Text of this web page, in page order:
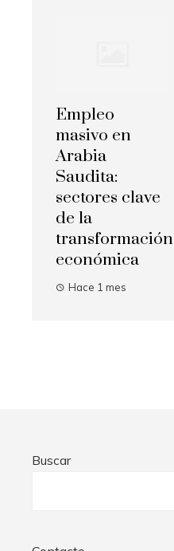
Empleo
masivo en
Arabia
Saudita:
sectores clave
de la
transformación
económica
Hace 1 mes
Buscar